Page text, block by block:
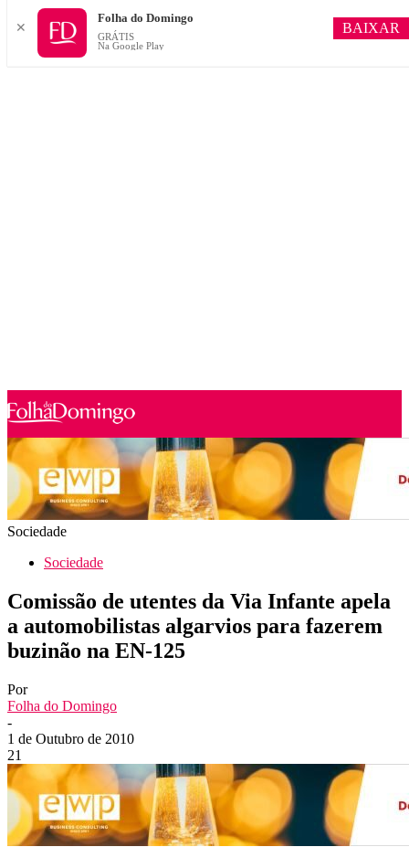
Sociedade
Sociedade
Comissão de utentes da Via Infante apela
a automobilistas algarvios para fazerem
buzinão na EN-125
Por
Folha do Domingo
-
1 de Outubro de 2010
21
✕
Folha do Domingo
GRÁTIS
Na Google Play
BAIXAR